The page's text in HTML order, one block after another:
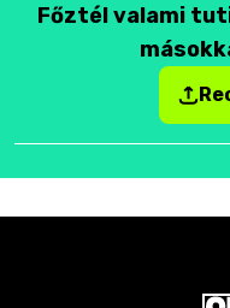
Főztél valami